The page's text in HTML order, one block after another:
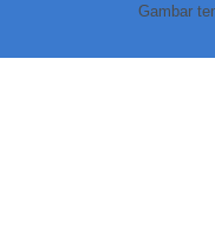
Gambar